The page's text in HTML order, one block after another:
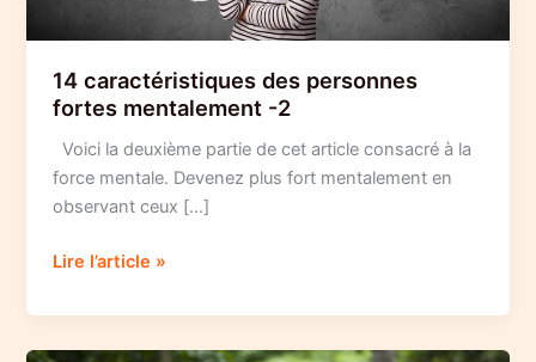
14 caractéristiques des personnes
fortes mentalement -2
Voici la deuxième partie de cet article consacré à la
force mentale. Devenez plus fort mentalement en
observant ceux […]
14
des
personnes
Lire l’article »